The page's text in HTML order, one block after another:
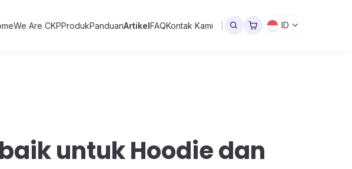
We Are CKPProdukPanduanArtikelFAQKontak Kami ID
untuk Hoodie dan